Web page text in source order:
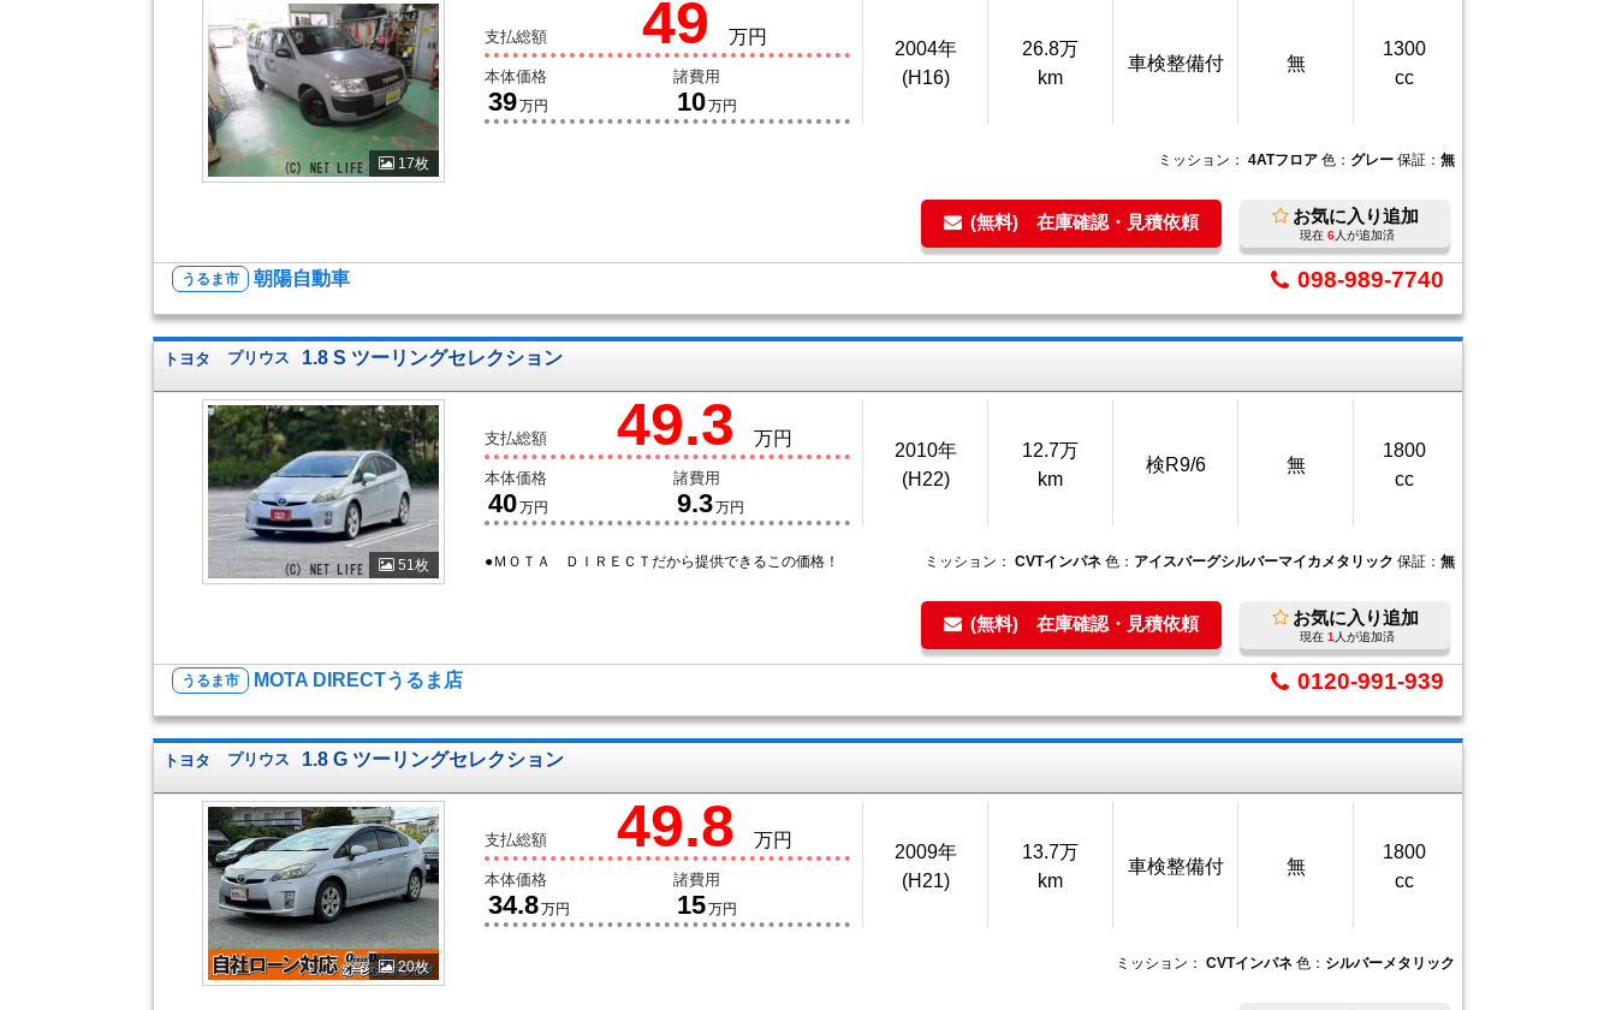
17枚
支払総額 49 万円
本体価格
39万円
諸費用
10万円
2004年
(H16)
26.8万
km
車検整備付 無
1300
cc
ミッション： 4ATフロア 色： グレー 保証： 無
(無料) 在庫確認・見積依頼 お気に入り追加
現在 6人が追加済
うるま市 朝陽自動車 098-989-7740
トヨタ プリウス 1.8 S ツーリングセレクション
51枚
支払総額 49.3 万円
本体価格
40万円
諸費用
9.3万円
2010年
(H22)
12.7万
km
検R9/6 無
1800
cc
●ＭＯＴＡ ＤＩＲＥＣＴだから提供できるこの価格！ ミッション： CVTインパネ 色： アイスバーグシルバーマイカメタリック 保証： 無
(無料) 在庫確認・見積依頼 お気に入り追加
現在 1 人が追加済
うるま市 MOTA DIRECTうるま店 0120-991-939
トヨタ プリウス 1.8 G ツーリングセレクション
20枚
支払総額 49.8 万円
本体価格
34.8万円
諸費用
15万円
2009年
(H21)
13.7万
km
車検整備付 無
1800
cc
ミッション： CVTインパネ 色： シルバーメタリック